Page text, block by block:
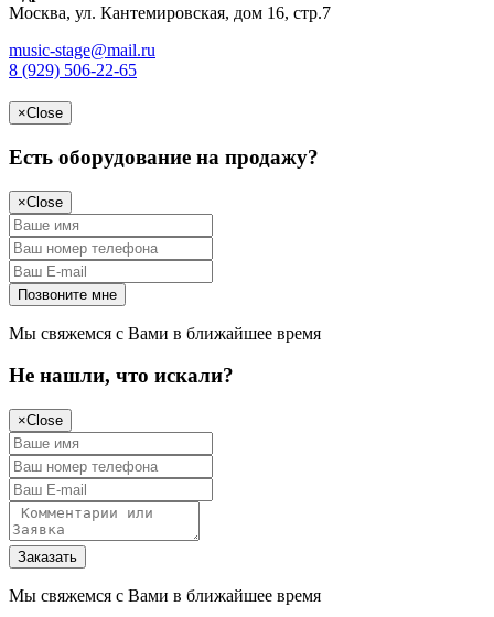
Москва, ул. Кантемировская, дом 16, стр.7
music-stage@mail.ru
8 (929) 506-22-65
×Close
Есть оборудование на продажу?
×Close
Мы свяжемся с Вами в ближайшее время
Не нашли, что искали?
×Close
Мы свяжемся с Вами в ближайшее время